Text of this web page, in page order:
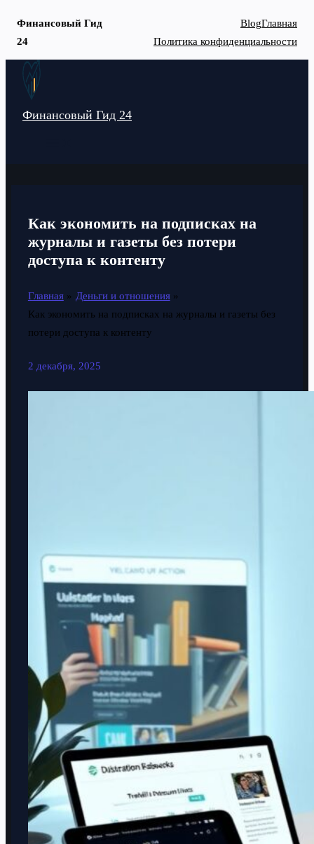
Финансовый Гид
24
BlogГлавная
Политика конфиденциальности
Перейти
Финансовый Гид 24
Как экономить на подписках на
журналы и газеты без потери
доступа к контенту
Главная
Деньги и отношения
Как экономить на подписках на журналы и газеты без
потери доступа к контенту
2 декабря, 2025